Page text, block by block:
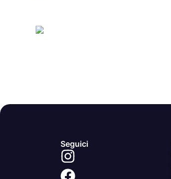
Seguici